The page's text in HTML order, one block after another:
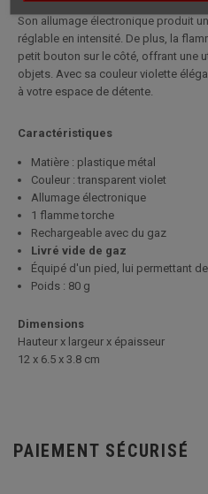
Son allumage électronique produit
réglable en intensité. De plus, la
petit bouton sur le côté, offrant une
objets. Avec sa couleur violette
à votre espace de détente.
Caractéristiques
Matière : plastique métal
Couleur : transparent violet
Allumage électronique
1 flamme torche
Rechargeable avec du gaz
Livré vide de gaz
Équipé d'un pied, lui permettant
Poids : 80 g
Dimensions
Hauteur x largeur x épaisseur
12 x 6.5 x 3.8 cm
PAIEMENT SÉCURISÉ